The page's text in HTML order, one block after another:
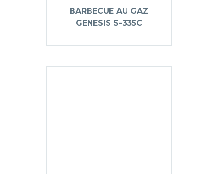
BARBECUE AU GAZ
GENESIS S-335C